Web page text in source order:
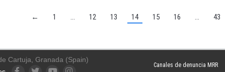
← 1 … 12 13 14 15 16 … 43
Cartuja, Granada (Spain)
Canales de denuncia MRR